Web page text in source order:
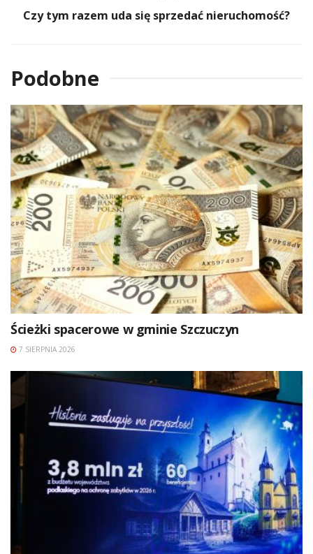
Czy tym razem uda się sprzedać nieruchomość?
Podobne
Ścieżki spacerowe w gminie Szczuczyn
7 SIERPNIA 2026